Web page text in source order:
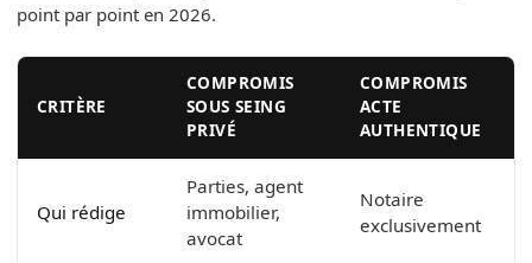
point par point en 2026.
CRITÈRE
COMPROMIS
SOUS SEING
PRIVÉ
COMPROMIS
ACTE
AUTHENTIQUE
Qui rédige
Parties, agent
immobilier,
avocat
Notaire
exclusivement